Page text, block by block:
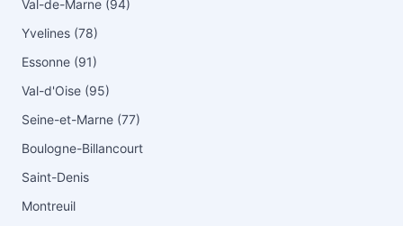
Val-de-Marne (94)
Yvelines (78)
Essonne (91)
Val-d'Oise (95)
Seine-et-Marne (77)
Boulogne-Billancourt
Saint-Denis
Montreuil